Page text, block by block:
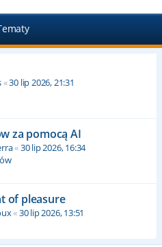
«30 lip 2026, 21:31
za pomocą AI
«30 lip 2026, 16:34
of pleasure
«30 lip 2026, 13:51